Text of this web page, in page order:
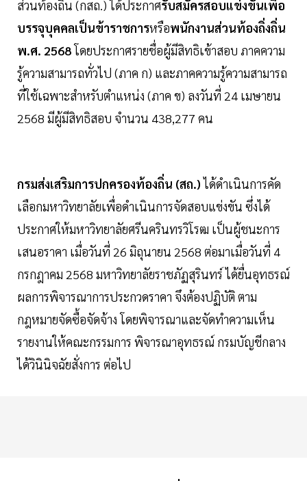
ส่วนท้องถิ่น (กสถ.) ได้ประกาศรับสมัครสอบแข่งขันเพื่อ
บรรจุบุคคลเป็นข้าราชการหรือพนักงานส่วนท้องถิ่งถิ่น
พ.ศ. 2568โดยประกาศรายชื่อผู้มีสิทธิเข้าสอบ ภาคความ
รู้ความสามารถทั่วไป (ภาค ก) และภาคความรู้ความสามารถ
ที่ใช้เฉพาะสำหรับตำแหน่ง (ภาค ข) ลงวันที่ 24 เมษายน
2568 มีผู้มีสิทธิสอบ จำนวน 438,277 คน
กรมส่งเสริมการปกครองท้องถิ่น (สถ.)ได้ดำเนินการคัด
เลือกมหาวิทยาลัยเพื่อดำเนินการจัดสอบแข่งขัน ซึ่งได้
ประกาศให้มหาวิทยาลัยศรีนครินทรวิโรฒ เป็นผู้ชนะการ
เสนอราคา เมื่อวันที่ 26 มิถุนายน 2568 ต่อมาเมื่อวันที่ 4
กรกฎาคม 2568 มหาวิทยาลัยราชภัฏสุรินทร์ ได้ยื่นอุทธรณ์
ผลการพิจารณาการประกวดราคา จึงต้องปฏิบัติ ตาม
กฎหมายจัดซื้อจัดจ้าง โดยพิจารณาและจัดทำความเห็น
รายงานให้คณะกรรมการ พิจารณาอุทธรณ์ กรมบัญชีกลาง
ได้วินินิจฉัยสั่งการ ต่อไป